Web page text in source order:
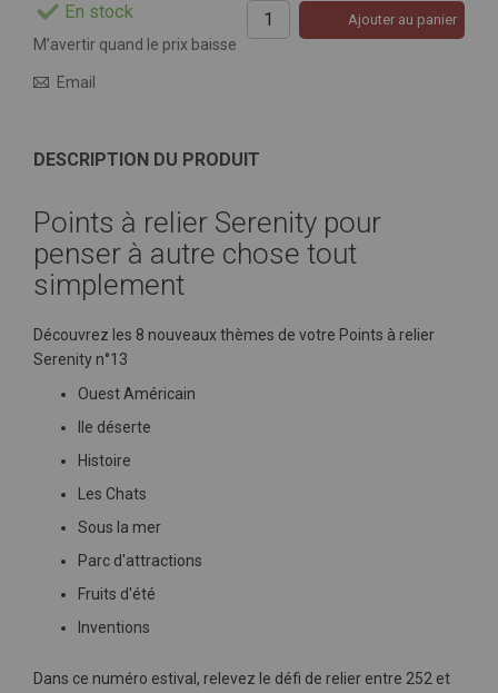
En stock Ajouter au panier
M’avertir quand le prix baisse
Email
DESCRIPTION DU PRODUIT
Points à relier Serenity pour
penser à autre chose tout
simplement
Découvrez les 8 nouveaux thèmes de votre Points à relier
Serenity n°13
Ouest Américain
Ile déserte
Histoire
Les Chats
Sous la mer
Parc d'attractions
Fruits d'été
Inventions
Dans ce numéro estival, relevez le défi de relier entre 252 et